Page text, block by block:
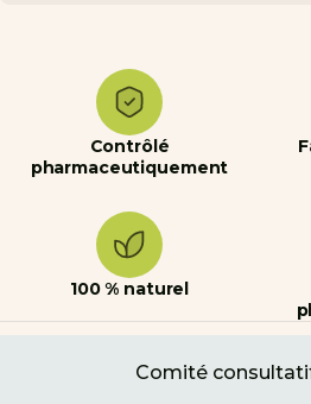
Contrôlé
pharmaceutiquement
100 % naturel
Comité